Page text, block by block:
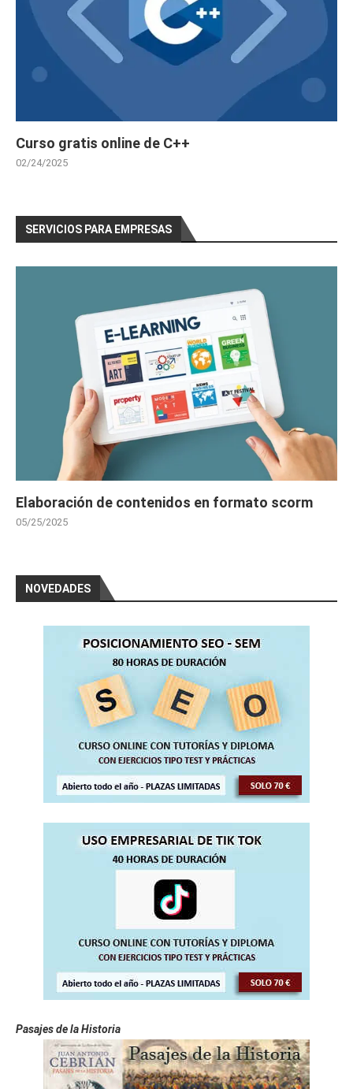
Curso gratis online de C++
02/24/2025
SERVICIOS PARA EMPRESAS
Elaboración de contenidos en formato scorm
05/25/2025
NOVEDADES
Pasajes de la Historia